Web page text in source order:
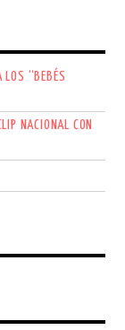
LOS “BEBÉS
NACIONAL CON